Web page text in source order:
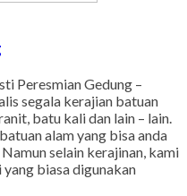
Peresmian Gedung –
segala kerajian batuan
batu kali dan lain – lain.
alam yang bisa anda
selain kerajinan, kami
biasa digunakan